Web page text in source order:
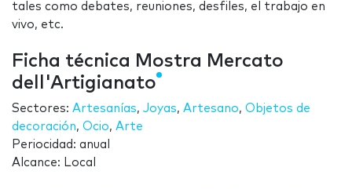
tales como debates, reuniones, desfiles, el trabajo en
vivo, etc.
Ficha técnica Mostra Mercato
dell'Artigianato
Sectores: Artesanías, Joyas, Artesano, Objetos de
decoración, Ocio, Arte
Periocidad: anual
Alcance: Local